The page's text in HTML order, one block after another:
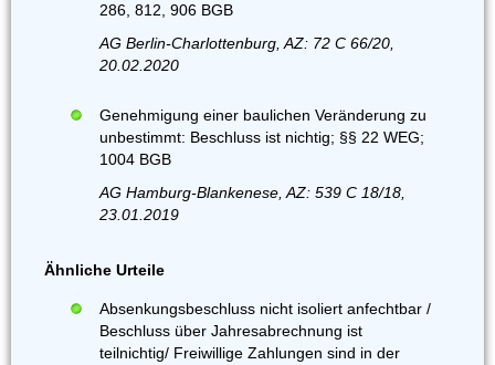
286, 812, 906 BGB
AG Berlin-Charlottenburg, AZ: 72 C 66/20,
20.02.2020
Genehmigung einer baulichen Veränderung zu
unbestimmt: Beschluss ist nichtig; §§ 22 WEG;
1004 BGB
AG Hamburg-Blankenese, AZ: 539 C 18/18,
23.01.2019
Ähnliche Urteile
Absenkungsbeschluss nicht isoliert anfechtbar /
Beschluss über Jahresabrechnung ist
teilnichtig/ Freiwillige Zahlungen sind in der